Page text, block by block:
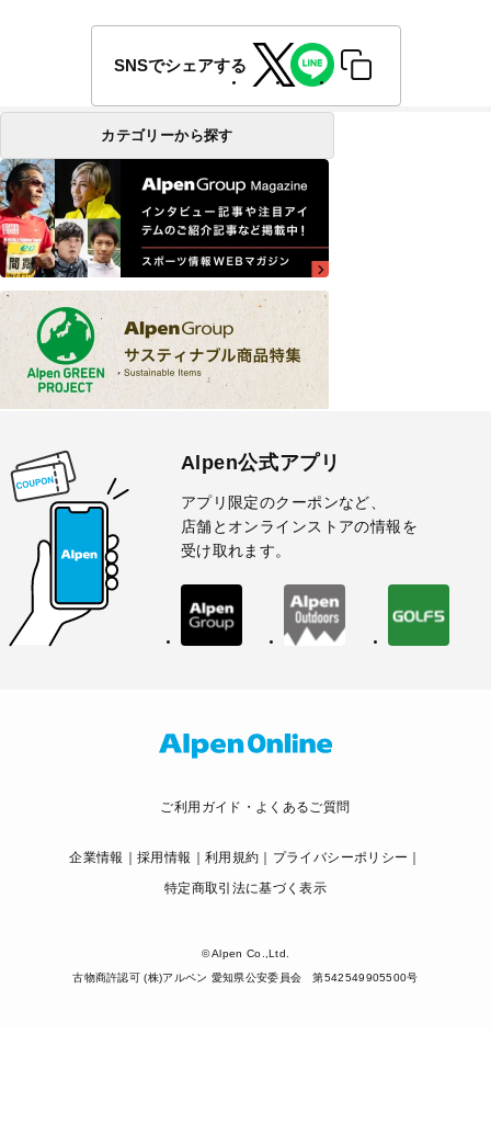
SNSでシェアする
カテゴリーから探す
Alpen公式アプリ
アプリ限定のクーポンなど、
店舗とオンラインストアの情報を
受け取れます。
ご利用ガイド・よくあるご質問
企業情報 採用情報 利用規約
プライバシーポリシー
特定商取引法に基づく表示
© Alpen Co.,Ltd.
古物商許認可 (株)アルペン 愛知県公安委員会 第542549905500号